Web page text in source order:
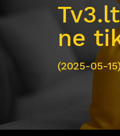
ne
(2025-05-